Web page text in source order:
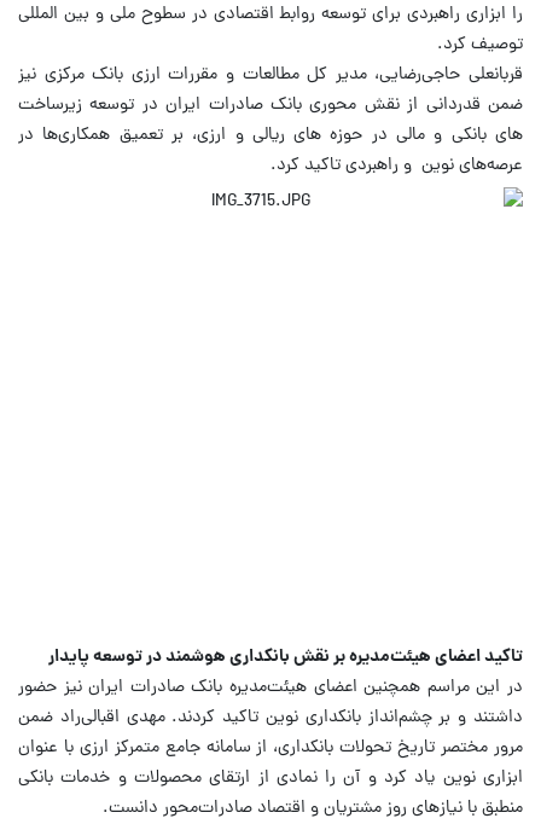
را ابزاری راهبردی برای توسعه روابط اقتصادی در سطوح ملی و بین المللی
توصیف کرد.
قربانعلی حاجی‌رضایی، مدیر کل مطالعات و مقررات ارزی بانک مرکزی نیز
ضمن قدردانی از نقش محوری بانک صادرات ایران در توسعه زیرساخت
های بانکی و مالی در حوزه های ریالی و ارزی، بر تعمیق همکاری‌ها در
عرصه‌های نوین و راهبردی تاکید کرد.
تاکید اعضای هیئت‌مدیره بر نقش بانکداری هوشمند در توسعه پایدار
در این مراسم همچنین اعضای هیئت‌مدیره بانک صادرات ایران نیز حضور
داشتند و بر چشم‌انداز بانکداری نوین تاکید کردند. مهدی اقبالی‌راد ضمن
مرور مختصر تاریخ تحولات بانکداری، از سامانه جامع متمرکز ارزی با عنوان
ابزاری نوین یاد کرد و آن را نمادی از ارتقای محصولات و خدمات بانکی
منطبق با نیازهای روز مشتریان و اقتصاد صادرات‌محور دانست.